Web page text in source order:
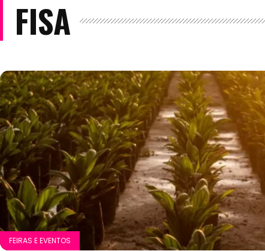
FISA
FEIRAS E EVENTOS